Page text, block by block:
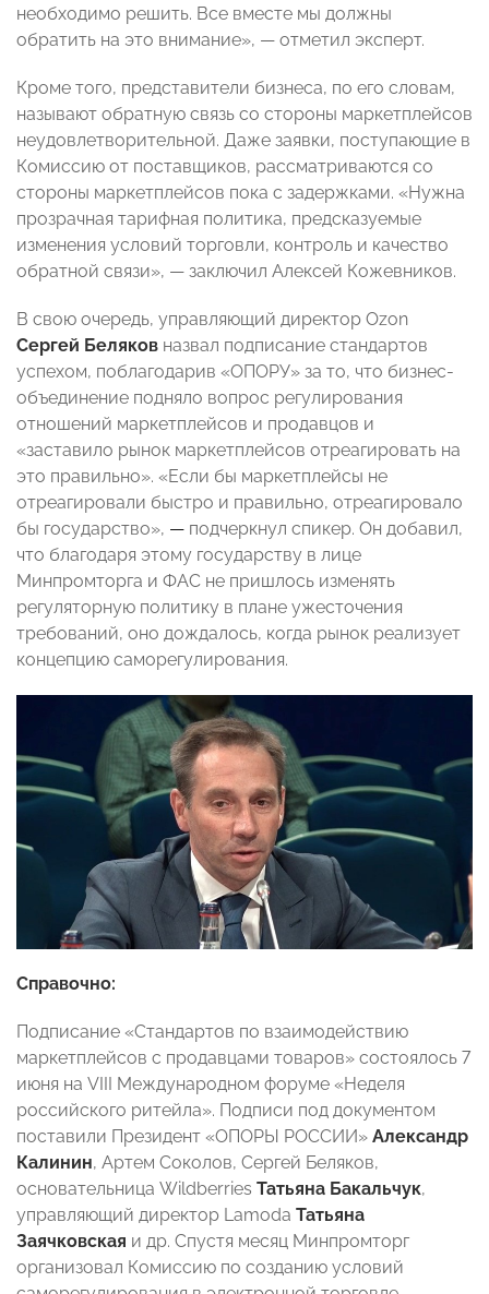
необходимо решить. Все вместе мы должны
обратить на это внимание», — отметил эксперт.
Кроме того, представители бизнеса, по его словам,
называют обратную связь со стороны маркетплейсов
неудовлетворительной. Даже заявки, поступающие в
Комиссию от поставщиков, рассматриваются со
стороны маркетплейсов пока с задержками. «Нужна
прозрачная тарифная политика, предсказуемые
изменения условий торговли, контроль и качество
обратной связи», — заключил Алексей Кожевников.
В свою очередь, управляющий директор Ozon
Сергей Беляков назвал подписание стандартов
успехом, поблагодарив «ОПОРУ» за то, что бизнес-
объединение подняло вопрос регулирования
отношений маркетплейсов и продавцов и
«заставило рынок маркетплейсов отреагировать на
это правильно». «Если бы маркетплейсы не
отреагировали быстро и правильно, отреагировало
бы государство», — подчеркнул спикер. Он добавил,
что благодаря этому государству в лице
Минпромторга и ФАС не пришлось изменять
регуляторную политику в плане ужесточения
требований, оно дождалось, когда рынок реализует
концепцию саморегулирования.
Справочно:
Подписание «Стандартов по взаимодействию
маркетплейсов с продавцами товаров» состоялось 7
июня на VIII Международном форуме «Неделя
российского ритейла». Подписи под документом
поставили Президент «ОПОРЫ РОССИИ» Александр
Калинин, Артем Соколов, Сергей Беляков,
основательница Wildberries Татьяна Бакальчук,
управляющий директор Lamoda Татьяна
Заячковская и др. Спустя месяц Минпромторг
организовал Комиссию по созданию условий